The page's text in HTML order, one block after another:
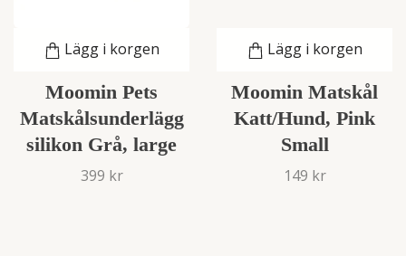
Lägg i korgen
Moomin Pets
Matskålsunderlägg
silikon Grå, large
399 kr
Lägg i korgen
Moomin Matskål
Katt/Hund, Pink
Small
149 kr